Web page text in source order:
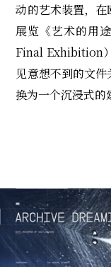
动的艺术装置，
展览《艺术的用
Final Exhibition
见意想不到的文
换为一个沉浸式的